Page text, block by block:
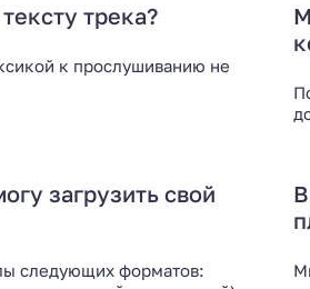
трека?
к прослушиванию не
загрузить свой
следующих форматов: